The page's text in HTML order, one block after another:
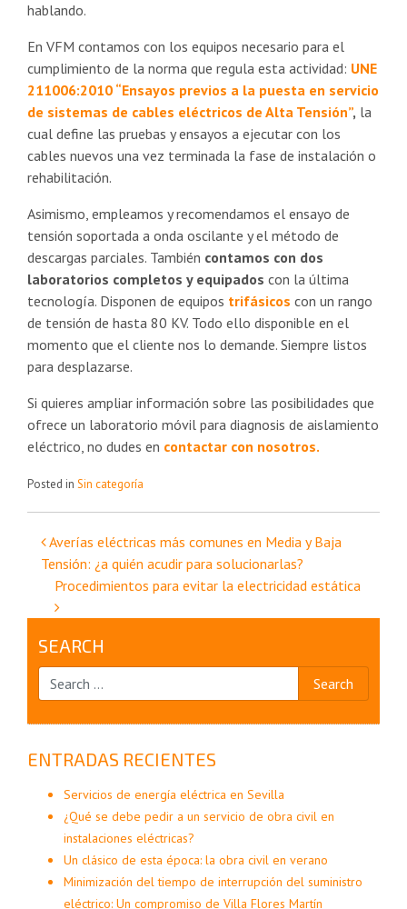
hablando.
En VFM contamos con los equipos necesario para el
cumplimiento de la norma que regula esta actividad: UNE
211006:2010 “Ensayos previos a la puesta en servicio
de sistemas de cables eléctricos de Alta Tensión”, la
cual define las pruebas y ensayos a ejecutar con los
cables nuevos una vez terminada la fase de instalación o
rehabilitación.
Asimismo, empleamos y recomendamos el ensayo de
tensión soportada a onda oscilante y el método de
descargas parciales. También contamos con dos
laboratorios completos y equipados con la última
tecnología. Disponen de equipos trifásicos con un rango
de tensión de hasta 80 KV. Todo ello disponible en el
momento que el cliente nos lo demande. Siempre listos
para desplazarse.
Si quieres ampliar información sobre las posibilidades que
ofrece un laboratorio móvil para diagnosis de aislamiento
eléctrico, no dudes en contactar con nosotros.
Posted in Sin categoría
Navegación
de
entradas
Averías eléctricas más comunes en Media y Baja
Tensión: ¿a quién acudir para solucionarlas?
Procedimientos para evitar la electricidad estática
SEARCH
ENTRADAS RECIENTES
Servicios de energía eléctrica en Sevilla
¿Qué se debe pedir a un servicio de obra civil en
instalaciones eléctricas?
Un clásico de esta época: la obra civil en verano
Minimización del tiempo de interrupción del suministro
eléctrico: Un compromiso de Villa Flores Martín